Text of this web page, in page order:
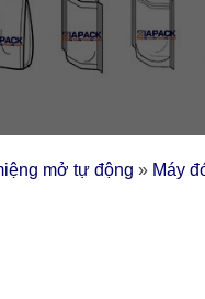
mở tự động » Máy